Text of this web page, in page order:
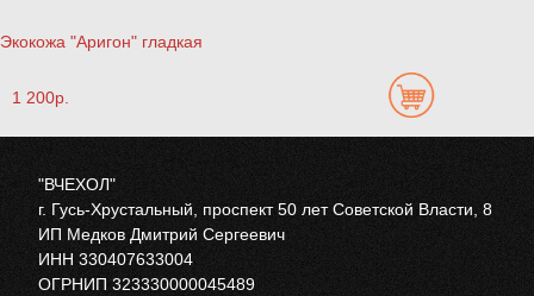
Экокожа "Аригон" гладкая
1 200р.
"ВЧЕХОЛ"
г. Гусь-Хрустальный, проспект 50 лет Советской Власти, 8
ИП Медков Дмитрий Сергеевич
ИНН 330407633004
ОГРНИП 323330000045489